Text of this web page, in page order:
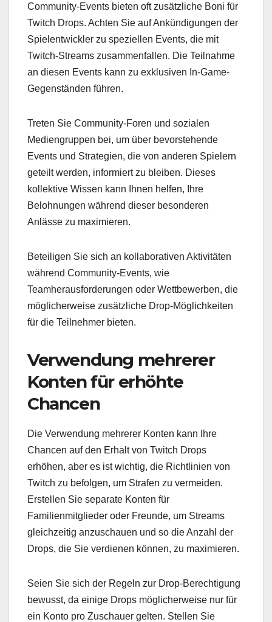
Community-Events bieten oft zusätzliche Boni für
Twitch Drops. Achten Sie auf Ankündigungen der
Spielentwickler zu speziellen Events, die mit
Twitch-Streams zusammenfallen. Die Teilnahme
an diesen Events kann zu exklusiven In-Game-
Gegenständen führen.
Treten Sie Community-Foren und sozialen
Mediengruppen bei, um über bevorstehende
Events und Strategien, die von anderen Spielern
geteilt werden, informiert zu bleiben. Dieses
kollektive Wissen kann Ihnen helfen, Ihre
Belohnungen während dieser besonderen
Anlässe zu maximieren.
Beteiligen Sie sich an kollaborativen Aktivitäten
während Community-Events, wie
Teamherausforderungen oder Wettbewerben, die
möglicherweise zusätzliche Drop-Möglichkeiten
für die Teilnehmer bieten.
Verwendung mehrerer
Konten für erhöhte
Chancen
Die Verwendung mehrerer Konten kann Ihre
Chancen auf den Erhalt von Twitch Drops
erhöhen, aber es ist wichtig, die Richtlinien von
Twitch zu befolgen, um Strafen zu vermeiden.
Erstellen Sie separate Konten für
Familienmitglieder oder Freunde, um Streams
gleichzeitig anzuschauen und so die Anzahl der
Drops, die Sie verdienen können, zu maximieren.
Seien Sie sich der Regeln zur Drop-Berechtigung
bewusst, da einige Drops möglicherweise nur für
ein Konto pro Zuschauer gelten. Stellen Sie